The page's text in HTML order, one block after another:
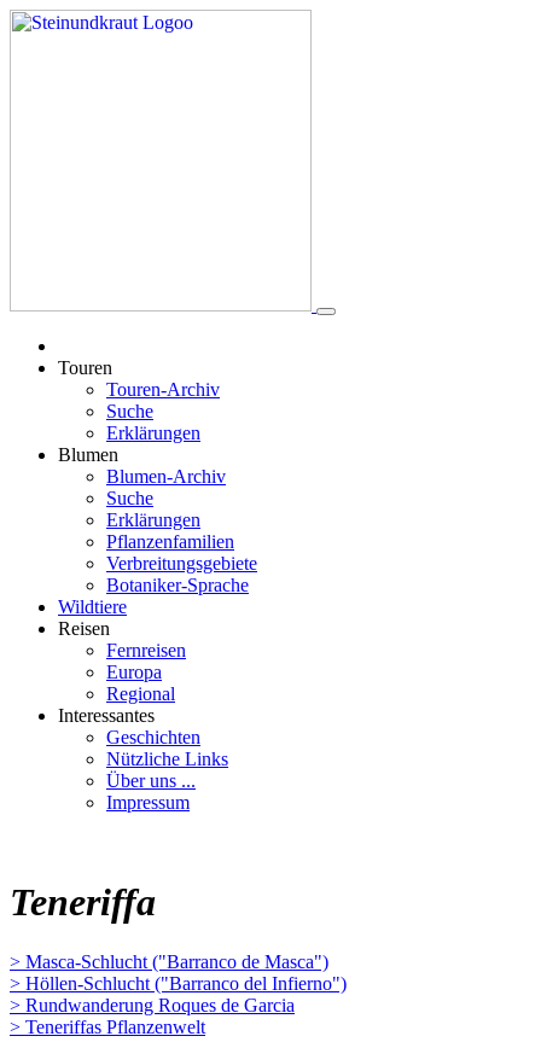
Touren
Touren-Archiv
Suche
Erklärungen
Blumen
Blumen-Archiv
Suche
Erklärungen
Pflanzenfamilien
Verbreitungsgebiete
Botaniker-Sprache
Wildtiere
Reisen
Fernreisen
Europa
Regional
Interessantes
Geschichten
Nützliche Links
Über uns ...
Impressum
Teneriffa
> Masca-Schlucht ("Barranco de Masca")
> Höllen-Schlucht ("Barranco del Infierno")
> Rundwanderung Roques de Garcia
> Teneriffas Pflanzenwelt